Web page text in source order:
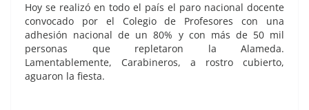
Hoy se realizó en todo el país el paro nacional docente
convocado por el Colegio de Profesores con una
adhesión nacional de un 80% y con más de 50 mil
personas que repletaron la Alameda.
Lamentablemente, Carabineros, a rostro cubierto,
aguaron la fiesta.